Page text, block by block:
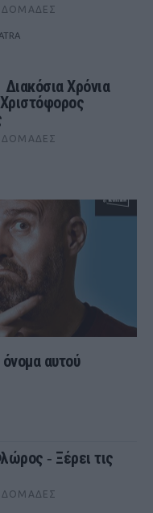
Διακόσια Χρόνια
αυτού
‑ Ξέρει τις